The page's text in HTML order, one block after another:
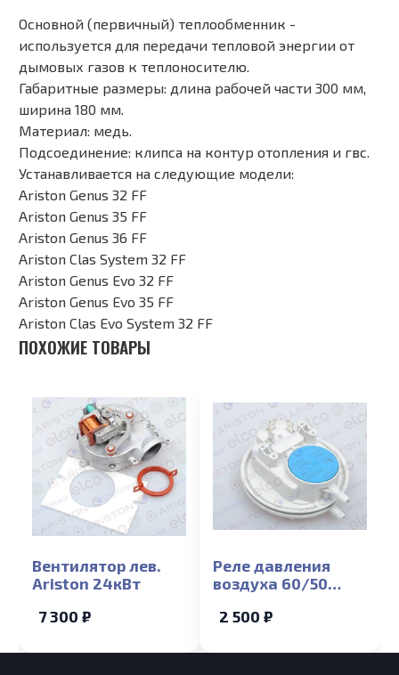
Основной (первичный) теплообменник -
используется для передачи тепловой энергии от
дымовых газов к теплоносителю.
Габаритные размеры: длина рабочей части 300 мм,
ширина 180 мм.
Материал: медь.
Подсоединение: клипса на контур отопления и гвс.
Устанавливается на следующие модели:
Ariston Genus 32 FF
Ariston Genus 35 FF
Ariston Genus 36 FF
Ariston Clas System 32 FF
Ariston Genus Evo 32 FF
Ariston Genus Evo 35 FF
Ariston Clas Evo System 32 FF
ПОХОЖИЕ ТОВАРЫ
Вентилятор лев.
Ariston 24кВт
7 300 ₽
Реле давления
воздуха 60/50
2 500 ₽